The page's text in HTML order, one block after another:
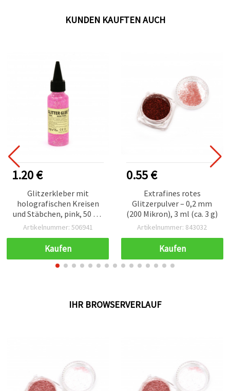
KUNDEN KAUFTEN AUCH
1.20 €
Glitzerkleber mit
holografischen Kreisen
und Stäbchen, pink, 50 ml
– ideal für DIY-
Artikelnummer: 506941
Kaufen
0.55 €
Extrafines rotes
Glitzerpulver – 0,2 mm
(200 Mikron), 3 ml (ca. 3 g)
Artikelnummer: 843032
Kaufen
IHR BROWSERVERLAUF